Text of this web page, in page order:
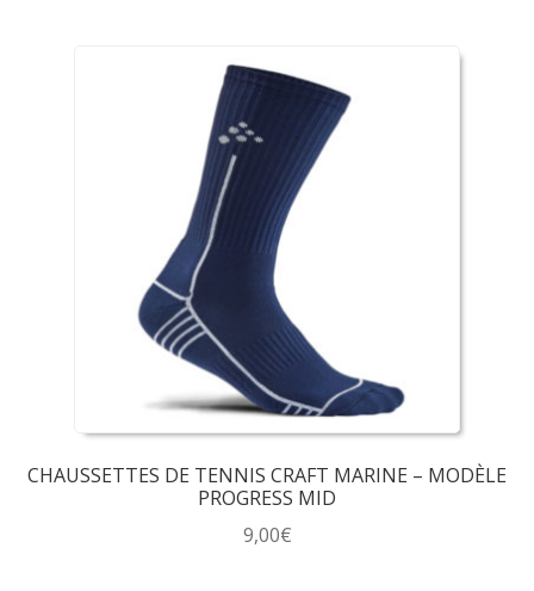
CHAUSSETTES DE TENNIS CRAFT MARINE – MODÈLE
PROGRESS MID
9,00€